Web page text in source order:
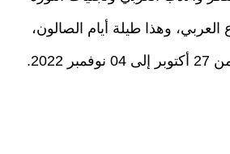
العربي، وهذا طيلة أيام الصالون،